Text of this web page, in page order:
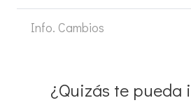
Info. Cambios
¿Quizás te pueda